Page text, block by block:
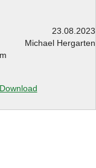
23.08.2023
Michael Hergarten
Download